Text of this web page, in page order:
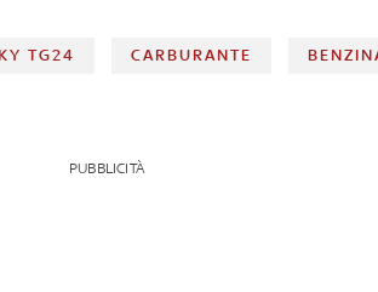
TG24 CARBURANTE
PUBBLICITÀ